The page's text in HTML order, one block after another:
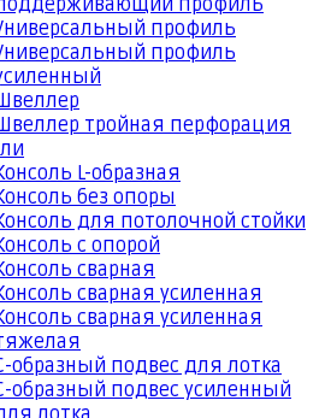
профиль
профиль
профиль
тройная перфорация
L-образная
без опоры
для потолочной стойки
с опорой
сварная
сварная усиленная
сварная усиленная
образный подвес для лотка
образный подвес усиленный